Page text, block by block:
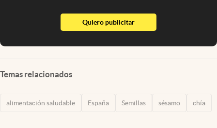
Quiero publicitarabre en nueva pestaña
Temas relacionados
alimentación saludable España Semillas sésamo chía